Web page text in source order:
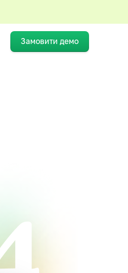
Замовити демо